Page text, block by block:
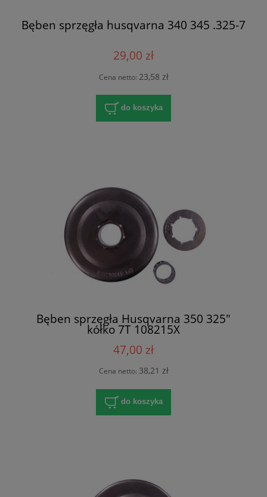
Bęben sprzęgła husqvarna 340 345 .325-7
29,00 zł
Cena netto: 23,58 zł
do koszyka
Bęben sprzęgła Husqvarna 350 325"
kółko 7T 108215X
47,00 zł
Cena netto: 38,21 zł
do koszyka